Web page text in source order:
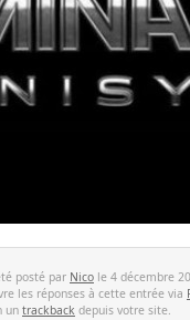
posté par Nico le 4 décembre
les réponses à cette entrée via
un trackback depuis votre site.